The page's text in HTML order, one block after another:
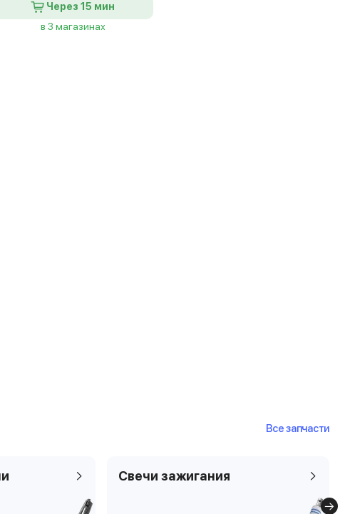
Через 15 мин
в 3 магазинах
Все запчасти
Свечи зажигания